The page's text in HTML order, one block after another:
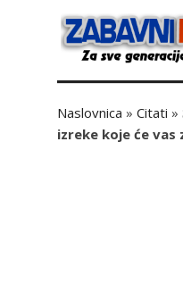
Naslovnica » Citati »
izreke koje će vas